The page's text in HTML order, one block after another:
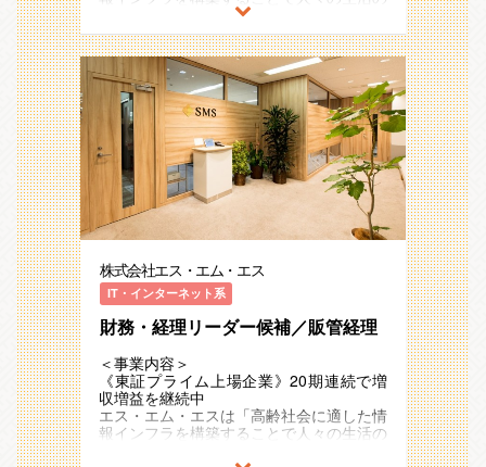
どう貢献しているか納得感を持って働けま
【将来のキャリアパス】
財務領域責任者、グループ会社のCFO、
経営企画部責任者、事業責任者など、役割
に対して成果を出すことで、自らの意思で
様々なキャリアパスを描き、実現すること
が出来ます。
また、単に正確な処理ができるだけでな
く、課題を発見し、解決の道筋をつけて実
行する能力が磨かれ、市場価値の高い「課
題解決型」の経理人になります。これはAI
やアウトソーシングに代替されない、一生
【入社後の流れ】
入社後は全体研修を実施し、会社の理念や
事業内容、各種制度について説明します。
その後は、配属部署にて実務を通じたOJT
でキャッチアップを進めていただきます。
即戦力としてご活躍いただけるよう、必要
に応じてサポートしますので、不明点や困
りごとは気軽に相談できる環境です。
■職務内容
・事業や所属部門の状況の変化等により、
ラブルに対応し、経理担当者が窓口となっ
て解決へと導く重要な役割を担っていま
す。
経理の知識に加え、部門をまたいだファシ
リテーションを通じて、事業課題の解決に
も貢献していただきます。
また、成長を続ける事業を支え続けるため
には、業務の仕組みや枠組みの整備も欠か
せません。日々の事業への支援と並行し
て、より強固な組織基盤を築いていくこと
も重要なミッションです。
今回の募集では、こうした業務をリード
し、組織を牽引していただける将来のリー
具体的な業務としては、以下を想定してい
ます。
・受注・売上の承認（エビデンス確認）
・請求書発行・入金業務
・事業部門からの問い合わせ対応、問題解
決
・顧客対応、顧客サポート部門のフォロー
・上記ルーティン業務の改善・効率化
・新規商材・新サービスの受注～入金
ーション構築という重要な役割も担ってお
り、経理の専門知識を活かしながら、新し
いビジネスの基盤を創るクリエイティブな
業務にも挑戦できます。
ルーティンワークは発生するものの、業務
の効率化を進め、会社の成長に直結する業
務比率を高めることを目指しています。常
に事業部門と密接に連携し、事業状況や課
題を共有しながら業務を進めるため、経理
でありながら事業貢献をダイレクトに実感
できる環境です。
■今回の募集について
販管経理第一・第二グループ両方で募集を
しています。
扱う事業の特性によりグループが分かれて
いますが、業務内容に大きな差はありませ
ん。
どちらのグループでの採用になるかはご本
きます。
＜仕事内容＞
販管経理グループでは、売上・請求・入金
といったルーティン業務をこなしながら、
を担当する部署です。
＜仕事内容＞
経営陣、事業責任者のパートナーとして、
会社と従業員の相互発展を前提に、主に労
働力向上の支援と健康経営の推進を通じ
て、グループの継続成長に貢献していくこ
とが
人事・労務グループのミッションです。同
社は、事業成長やM&Aでの規模拡大等に
より、グループ・グローバル視野で拡大し
ており、労務が担う役割は今後益々重要と
なります。
今回募集のポジションでは、人事・労務グ
SMSグループ従業員の人事・労務関連業
務をお任せします。
労務業務を会社運営上必要な機能とだけ捉
えず、オペレーショナルエクセレンスの追
求を牽引いただける方のご応募をお待ちし
ております。
[主な業務内容]
※ご入社時にお任せする役割は、ご経験・
ご志向に合わせて柔軟に検討させていただ
く想定です。
ど海外17ヵ国でも事業を展開しており、
大・成長と新規事業の開発を加速度的に進
めていく予定です。
■介護・障害福祉事業者事業領域
【国内Vertical SaaS ARR No.1サービス
「カイポケ」 】
わたしたちが対峙する介護/障害福祉業界
は、地域密着型サービスである特性上、
多くの事業者が経営リソースの乏しい中小
企業で構成されています。
そのため経営課題を抱えやすく、同時に労
生産性向上が健全な事業運営やサービス品
質の重要因子となっています。
一方で、業界全体としてFAXや印鑑等を用
いた紙文化が依然として色濃く残っていた
りと、
業務効率化やICT化が遅れているのが現状
です。
「カイポケ」は介護・障害福祉事業所の運
営に不可欠な保険請求等の業務支援に加え
て、金融支援、求人支援、購買支援、
質を向上し、社会に貢献し続ける」
というミッションを掲げ、多様な事業・ビ
ジネスモデルを展開しています 。
超高齢社会に突入したことで多くの社会課
題が発生していますが、人々のニーズや関
心の高まりをビジネスチャンスとして捉
え、
「高齢社会×情報」を切り口に「医療」
「介護/障害福祉」「ヘルスケア」「シニ
アライフ」領域で、40以上のサービスを
運営しています。
2011年の東証一部（現：プライム）上場
させており、
21期連続で増収のメガベンチャー企業と
して存在感を強めています。
また、アジア・ヨーロッパ・オセアニアな
ど海外17ヵ国でも事業を展開しており、
今後も日本国内に留まらず既存事業の拡
大・成長と新規事業の開発を加速度的に進
めていく予定です。
株式会社エス・エム・エス
IT・インターネット系
財務・経理リーダー候補／販管経理
＜事業内容＞
《東証プライム上場企業》20期連続で増
収増益を継続中
エス・エム・エスは「高齢社会に適した情
報インフラを構築することで人々の生活の